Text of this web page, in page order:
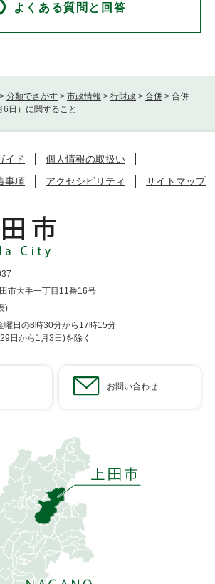
> 分類でさがす > 市政情報 > 行財政 > 合併 > 合併
6日）に関すること
よくある質問と回答
イド
個人情報の取扱い
事項
アクセシビリティ サイトマップ
市大手一丁目11番16号
)
曜日の8時30分から17時15分
日から1月3日)を除く
お問い合わせ